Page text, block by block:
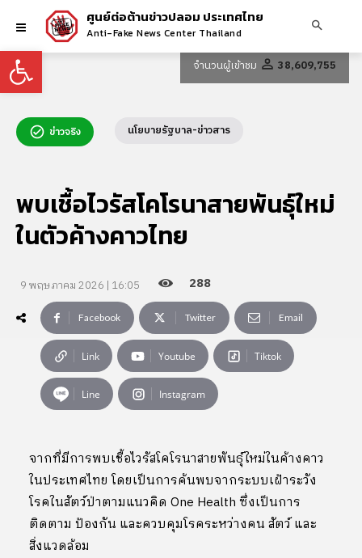
Open toolbar
ศูนย์ต่อต้านข่าวปลอม ประเทศไทย
Anti-Fake News Center Thailand
จำนวนผู้เข้าชม 38,609,755
ข่าวจริง นโยบายรัฐบาล-ข่าวสาร
พบเชื้อไวรัสโคโรนาสายพันธุ์ใหม่
ในตัวค้างคาวไทย
9 พฤษภาคม 2026 | 16:05 288
Facebook Twitter Email
Link Youtube Tiktok
Line Instagram
จากที่มีการพบเชื้อไวรัสโคโรนาสายพันธุ์ใหม่ในค้างคาว
ในประเทศไทย โดยเป็นการค้นพบจากระบบเฝ้าระวัง
โรคในสัตว์ป่าตามแนวคิด One Health ซึ่งเป็นการ
ติดตาม ป้องกัน และควบคุมโรคระหว่างคน สัตว์ และ
สิ่งแวดล้อม